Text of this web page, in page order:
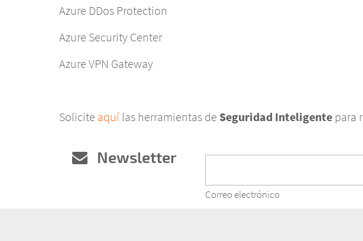
Azure DDos Protection
Azure Security Center
Azure VPN Gateway
Solicite aquí las herramientas de Seguridad Inteligente para
Newsletter
Correo electrónico